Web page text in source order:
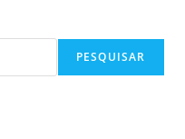
PESQUISAR